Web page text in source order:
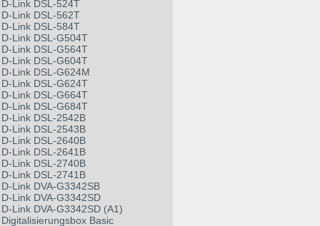
D-Link DSL-524T
D-Link DSL-562T
D-Link DSL-584T
D-Link DSL-G504T
D-Link DSL-G564T
D-Link DSL-G604T
D-Link DSL-G624M
D-Link DSL-G624T
D-Link DSL-G664T
D-Link DSL-G684T
D-Link DSL-2542B
D-Link DSL-2543B
D-Link DSL-2640B
D-Link DSL-2641B
D-Link DSL-2740B
D-Link DSL-2741B
D-Link DVA-G3342SB
D-Link DVA-G3342SD
D-Link DVA-G3342SD (A1)
Digitalisierungsbox Basic